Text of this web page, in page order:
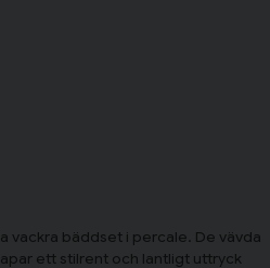
vackra bäddset i percale. De vävda
ett stilrent och lantligt uttryck